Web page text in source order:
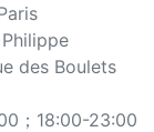
des Boulets
；18:00-23:00